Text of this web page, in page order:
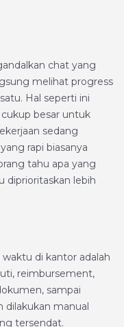
chat yang
melihat progress
Hal seperti ini
besar untuk
sedang
rapi biasanya
tahu apa yang
diprioritaskan lebih
di kantor adalah
reimbursement,
sampai
dilakukan manual
tersendat.